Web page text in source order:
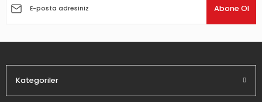
Ürün açıklamasında eksik bilgiler bulunuyor.
Abone Ol
Kategoriler